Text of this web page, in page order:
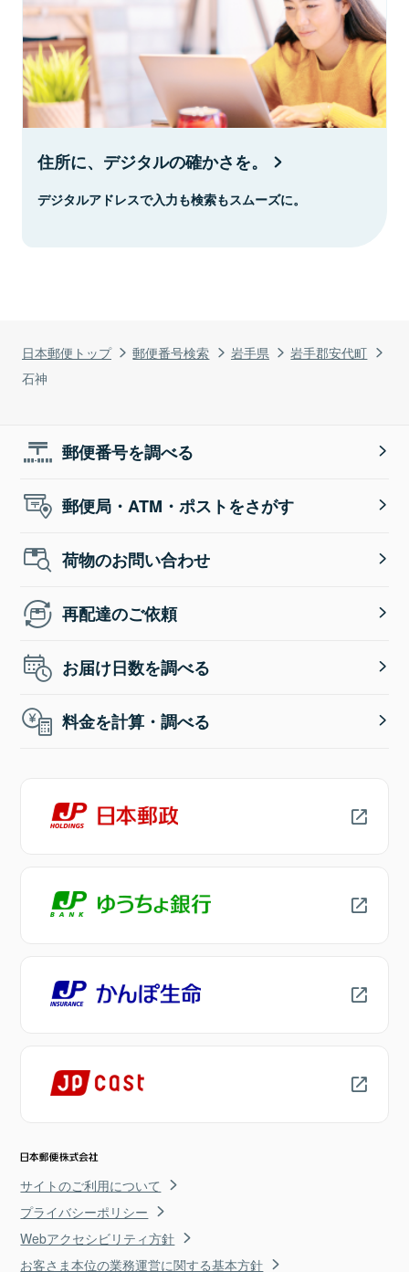
日本郵便トップ 郵便番号検索 岩手県
岩手郡安代町
石神
住所に、デジタルの確かさを。
デジタルアドレスで入力も検索もスムーズに。
郵便番号を調べる
郵便局・ATM・ポストをさがす
荷物のお問い合わせ
再配達のご依頼
お届け日数を調べる
料金を計算・調べる
サイトのご利用について
プライバシーポリシー
Webアクセシビリティ方針
お客さま本位の業務運営に関する基本方針